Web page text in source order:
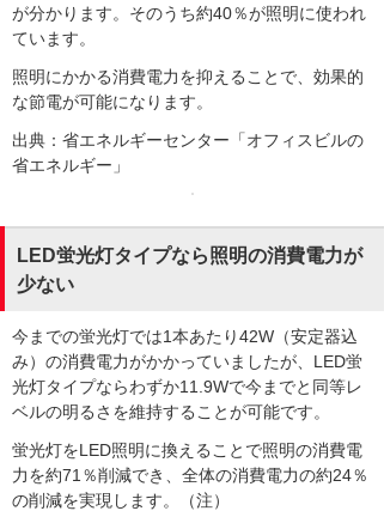
が分かります。そのうち約40％が照明に使われ
ています。
照明にかかる消費電力を抑えることで、効果的
な節電が可能になります。
出典：省エネルギーセンター「オフィスビルの
省エネルギー」
LED蛍光灯タイプなら照明の消費電力が
少ない
今までの蛍光灯では1本あたり42W（安定器込
み）の消費電力がかかっていましたが、LED蛍
光灯タイプならわずか11.9Wで今までと同等レ
ベルの明るさを維持することが可能です。
蛍光灯をLED照明に換えることで照明の消費電
力を約71％削減でき、全体の消費電力の約24％
の削減を実現します。（注）